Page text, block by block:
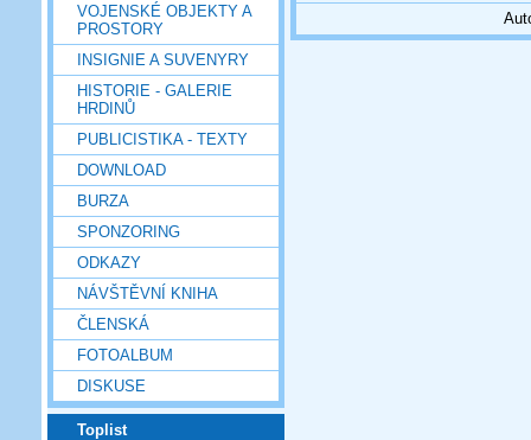
VOJENSKÉ OBJEKTY A
PROSTORY
INSIGNIE A SUVENYRY
HISTORIE - GALERIE
HRDINŮ
PUBLICISTIKA - TEXTY
DOWNLOAD
BURZA
SPONZORING
ODKAZY
NÁVŠTĚVNÍ KNIHA
ČLENSKÁ
FOTOALBUM
DISKUSE
Toplist